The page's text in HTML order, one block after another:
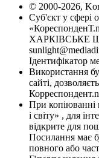
© 2000-2026,
Суб'єкт у сфері
ХАРКІВСЬКЕ
Ідентифікатор
Використання
сайті,
При копіюванні
і світу» , для
відкрите для
Посилання має
повного або